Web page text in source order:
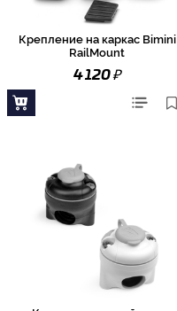
Крепление на каркас Bimini
RailMount
4 120₽